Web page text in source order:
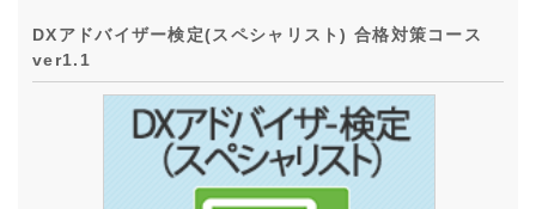
DXアドバイザー検定(スペシャリスト) ​合格対策コース
ver1.1